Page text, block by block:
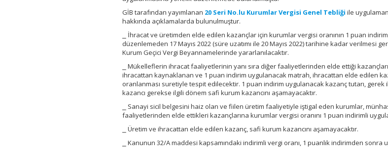
GİB tarafından yayımlanan 20 Seri No.lu Kurumlar Vergisi Genel Tebliği ile
hakkında açıklamalarda bulunulmuştur.
⎯ İhracat ve üretimden elde edilen kazançlar için kurumlar vergisi oranının 1 puan
düzenlemeden 17 Mayıs 2022 (süre uzatımı ile 20 Mayıs 2022) tarihine kadar verilmesi
Kurum Geçici Vergi Beyannamelerinde yararlanılacaktır.
⎯ Mükelleflerin ihracat faaliyetlerinin yanı sıra diğer faaliyetlerinden elde ettiği
ihracattan kaynaklanan ve 1 puan indirim uygulanacak matrah, ihracattan elde edilen
oranlanması suretiyle tespit edilecektir. 1 puan indirim uygulanacak kazanç tutarı,
kazancı gerekse ilgili dönem safi kurum kazancını aşamayacaktır.
⎯ Sanayi sicil belgesini haiz olan ve fiilen üretim faaliyetiyle iştigal eden kurumlar,
faaliyetlerinden elde ettikleri kazançlarına kurumlar vergisi oranını 1 puan indirimli
⎯ Üretim ve ihracattan elde edilen kazanç, safi kurum kazancını aşamayacaktır.
⎯ Kanunun 32/A maddesi kapsamındaki indirimli vergi oranı, 1 puanlık indirimden sonra